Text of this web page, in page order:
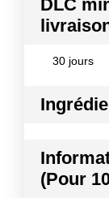
DLC
30 jours
sucre,
de cacao,
(Pour